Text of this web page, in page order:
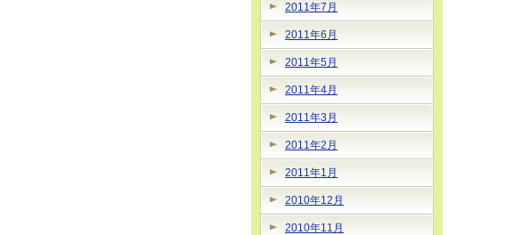
2011年7月
2011年6月
2011年5月
2011年4月
2011年3月
2011年2月
2011年1月
2010年12月
2010年11月